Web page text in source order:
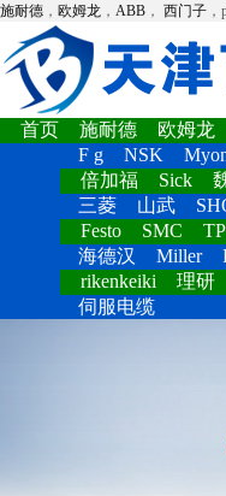
施耐德 ， 欧姆龙 ， ABB ， 西门子
首页 施耐德 欧姆龙
F g
NSK
倍加福
Sick
三菱
山武
Festo
SMC
海德汉
Miller
rikenkeiki
理研
伺服电缆